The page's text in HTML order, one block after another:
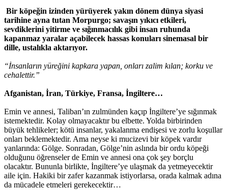
Bir köpeğin izinden yürüyerek yakın dönem dünya siyasi
tarihine ayna tutan Morpurgo; savaşın yıkıcı etkileri,
sevdiklerini yitirme ve sığınmacılık gibi insan ruhunda
kapanmaz yaralar açabilecek hassas konuları sinemasal bir
dille, ustalıkla aktarıyor.
“İnsanların yüreğini kapkara yapan, onları zalim kılan; korku ve
cehalettir.”
Afganistan, İran, Türkiye, Fransa, İngiltere…
Emin ve annesi, Taliban’ın zulmünden kaçıp İngiltere’ye sığınmak
istemektedir. Kolay olmayacaktır bu elbette. Yolda birbirinden
büyük tehlikeler; kötü insanlar, yakalanma endişesi ve zorlu koşullar
onları beklemektedir. Ama neyse ki mucizevi bir köpek vardır
yanlarında: Gölge. Sonradan, Gölge’nin aslında bir ordu köpeği
olduğunu öğrenseler de Emin ve annesi ona çok şey borçlu
olacaktır. Bununla birlikte, İngiltere’ye ulaşmak da yetmeyecektir
aile için. Hakiki bir zafer kazanmak istiyorlarsa, orada kalmak adına
da mücadele etmeleri gerekecektir…